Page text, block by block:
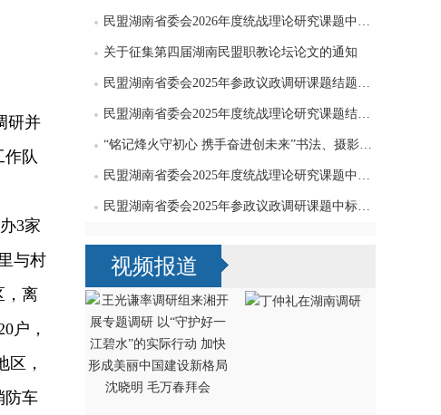
益阳 永州
怀化 娄底
湘西 郴州
研并
作队
3家
与村
，离
户，
区，
防车
民盟湖南省委会2026年度统战理论研究课题中标公告
关于征集第四届湖南民盟职教论坛论文的通知
民盟湖南省委会2025年参政议政调研课题结题公告
民盟湖南省委会2025年度统战理论研究课题结题公告
“铭记烽火守初心 携手奋进创未来”书法、摄影、绘画作品征集启事
民盟湖南省委会2025年度统战理论研究课题中标公告
民盟湖南省委会2025年参政议政调研课题中标公告
视频报道